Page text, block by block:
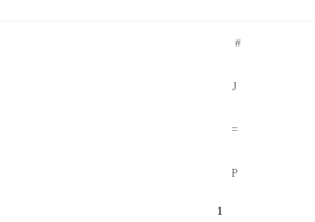
#
J
=
P
1